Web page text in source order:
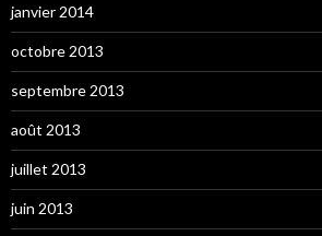
janvier 2014
octobre 2013
septembre 2013
août 2013
juillet 2013
juin 2013